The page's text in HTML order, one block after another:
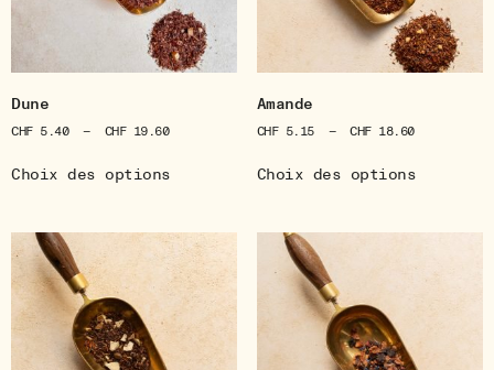
Dune
CHF5.40 – CHF19.60
Choix des options
Amande
CHF5.15 – CHF18.60
Choix des options